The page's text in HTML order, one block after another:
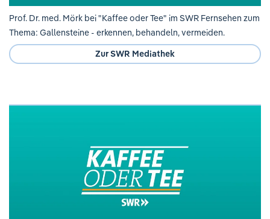
Prof. Dr. med. Mörk bei "Kaffee oder Tee" im SWR Fernsehen zum
Thema: Gallensteine - erkennen, behandeln, vermeiden.
Zur SWR Mediathek